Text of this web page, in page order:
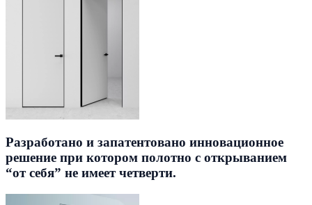
Разработано и запатентовано инновационное
решение при котором полотно с открыванием
“от себя” не имеет четверти.